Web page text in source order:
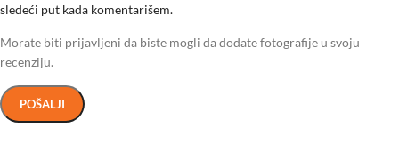
sledeći put kada komentarišem.
Morate biti prijavljeni da biste mogli da dodate fotografije u svoju
recenziju.